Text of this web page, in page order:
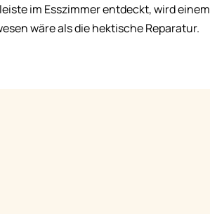
im Esszimmer entdeckt, wird einem
wäre als die hektische Reparatur.